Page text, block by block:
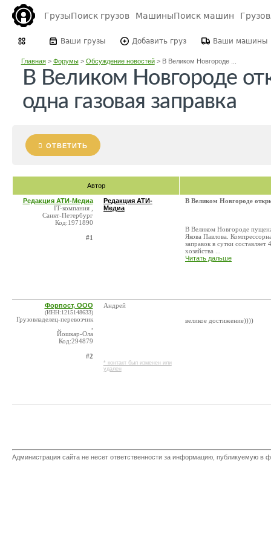
ГрузыПоиск грузов МашиныПоиск машин
Ваши грузы Добавить груз Ваши машины
Главная> Форумы> Обсуждение новостей> В Великом Новгороде ...
В Великом Новгороде
одна газовая заправка
ОТВЕТИТЬ
Автор
Редакция АТИ-Медиа
IT-компания ,
Санкт-Петербург
Код:1971890
#1
Редакция АТИ-
Медиа
В Великом Новгороде
В Великом Новгороде
Якова Павлова.
заправок в сутки
хозяйства ...
Читать дальше
Форпост, ООО
(ИНН:1215148633)
Грузовладелец-перевозчик
Йошкар-Ола
Код:294879
#2
Андрей
* контакт был изменен или
удален
великое достижение))))
Администрация сайта не несет ответственности за информацию, публикуемую